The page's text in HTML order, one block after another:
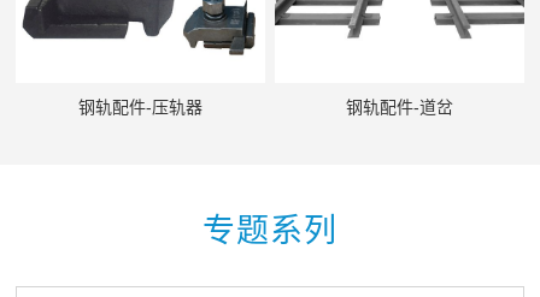
钢轨配件-压轨器 钢轨配件-道岔
专题系列